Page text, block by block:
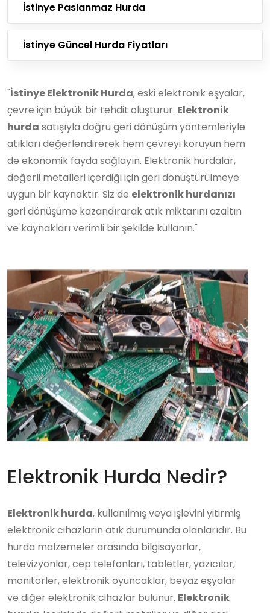
İstinye Paslanmaz Hurda
İstinye Güncel Hurda Fiyatları
"İstinye Elektronik Hurda; eski elektronik eşyalar,
çevre için büyük bir tehdit oluşturur. Elektronik
hurda satışıyla doğru geri dönüşüm yöntemleriyle
atıkları değerlendirerek hem çevreyi koruyun hem
de ekonomik fayda sağlayın. Elektronik hurdalar,
değerli metalleri içerdiği için geri dönüştürülmeye
uygun bir kaynaktır. Siz de elektronik hurdanızı
geri dönüşüme kazandırarak atık miktarını azaltın
ve kaynakları verimli bir şekilde kullanın."
Elektronik Hurda Nedir?
Elektronik hurda, kullanılmış veya işlevini yitirmiş
elektronik cihazların atık durumunda olanlarıdır. Bu
hurda malzemeler arasında bilgisayarlar,
televizyonlar, cep telefonları, tabletler, yazıcılar,
monitörler, elektronik oyuncaklar, beyaz eşyalar
ve diğer elektronik cihazlar bulunur. Elektronik